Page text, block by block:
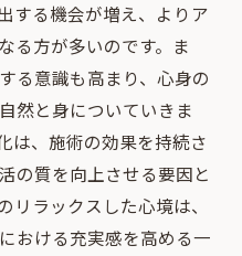
する機会が増え、よりア
る方が多いのです。ま
る意識も高まり、心身の
然と身についていきま
は、施術の効果を持続さ
の質を向上させる要因と
リラックスした心境は、
おける充実感を高める一